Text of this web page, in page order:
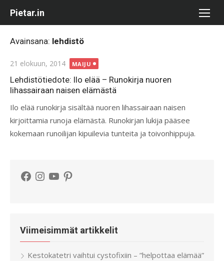
Pietar.in
Avainsana: lehdistö
Posted
on
21 elokuun, 2014 MAIJU
Lehdistötiedote: Ilo elää – Runokirja nuoren
lihassairaan naisen elämästä
Ilo elää runokirja sisältää nuoren lihassairaan naisen
kirjoittamia runoja elämästä. Runokirjan lukija pääsee
kokemaan runoilijan kipuilevia tunteita ja toivonhippuja.
Facebook
Instagram
YouTubePinterest
Viimeisimmät artikkelit
Kestokatetri vaihtui cystofixiin – ”helpottaa elämää”